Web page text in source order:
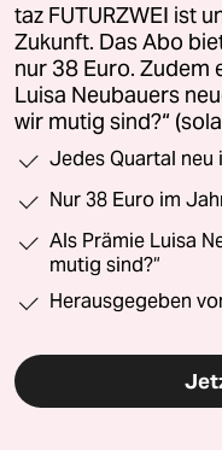
taz FUTURZWEI ist
Zukunft. Das Abo
nur 38 Euro. Zudem
Luisa Neubauers
wir mutig sind?“
Jedes Quartal neu
Nur 38 Euro im
Als Prämie Luisa
mutig sind?“
Herausgegeben